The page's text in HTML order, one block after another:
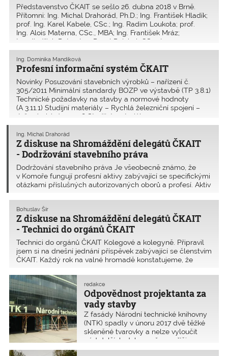
Představenstvo ČKAIT se sešlo 26. dubna 2018 v Brně.
Přítomni: Ing. Michal Drahorád, Ph.D.; Ing. František Hladík;
prof. Ing. Karel Kabele, CSc.; Ing. Radim Loukota; prof.
Ing. Alois Materna, CSc., MBA; Ing. František Mráz;
Ing. Jindřich Pater; Ing. Pavel Pejchal, CSc.; Ing.
Profesní informační systém ČKAIT
Ing. Dominika Mandíková
Novinky Posuzování stavebních výrobků – nařízení č.
305/2011 Minimální standardy BOZP ve výstavbě (TP 3.8.1)
Technické požadavky na stavby a normové hodnoty
(A 3.11.1) Studijní materiály – Rychlá železniční spojení –
Inženýrský den 2018 Studijní materiály
Z diskuse na Shromáždění delegátů ČKAIT
- Dodržování stavebního práva
Ing. Michal Drahorád
Dodržování stavebního práva Je všeobecně známo, že
v Komoře fungují profesní aktivy zabývající se specifickými
otázkami příslušných autorizovaných oborů a profesí. Aktiv
navrhování, schvalování, provádění
Z diskuse na Shromáždění delegátů ČKAIT
- Technici do orgánů ČKAIT
Bohuslav Šír
Technici do orgánů ČKAIT Kolegové a kolegyně. Připravil
jsem si na dnešní jednání příspěvek zabývající se členstvím
ČKAIT. Každý rok na valné hromadě konstatujeme, že
zájem o schůzování i seminářů s
Odpovědnost projektanta za
vady stavby
redakce
Z fasády Národní technické knihovny
(NTK) spadly v únoru 2017 dvě těžké
skleněné tvarovky a nelze vyloučit
pád dalších. Jako možnou příčinu
uvádí jejich zavěšení a ukotvení na